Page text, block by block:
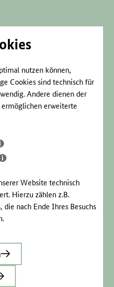
nutzen können,
Cookies sind technisch für
Andere dienen der
ermöglichen erweiterte
Website technisch
Hierzu zählen z.B.
die nach Ende Ihres Besuchs